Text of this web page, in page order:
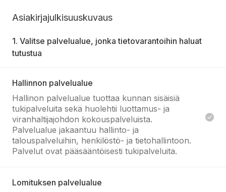
Asiakirjajulkisuuskuvaus
1. Valitse palvelualue, jonka tietovarantoihin haluat
tutustua
Hallinnon palvelualue
Hallinon palvelualue tuottaa kunnan sisäisiä
tukipalveluita sekä huolehtii luottamus- ja
viranhaltijajohdon kokouspalveluista.
Palvelualue jakaantuu hallinto- ja
talouspalveluihin, henkilöstö- ja tietohallintoon.
Palvelut ovat pääsääntöisesti tukipalveluita.
Lomituksen palvelualue